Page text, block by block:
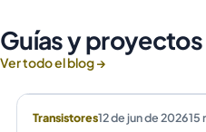
Guías y
Ver todo el blog →
Transistores12 de jun de 202615